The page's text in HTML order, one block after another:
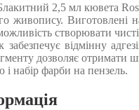
2,5 мл кювета
живопису. Виготовлені на
створювати
забезпечує відмінну
дозволяє отримати
набір фарби на пензель.